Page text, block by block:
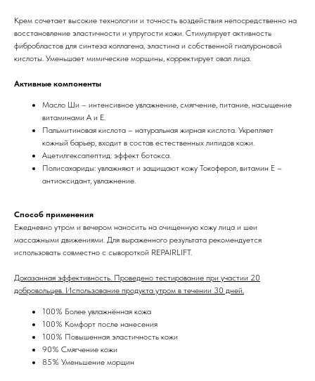
Крем сочетает высокие технологии и точность воздействия непосредственно на
восстановление эластичности и упругости кожи. Стимулирует активность
фибробластов для синтеза коллагена, эластина и собственной гиалуроновой
кислоты. Уменьшает мимические морщины, корректирует овал лица.
Активные компоненты
Масло Ши – интенсивное увлажнение, смягчение, питание, насыщение
витаминами A и E.
Пальмитиновая кислота – натуральная жирная кислота. Укрепляет
кожный барьер, входит в состав естественных липидов кожи.
Ацетилгексапептид: эффект ботокса.
Полисахариды: увлажняют и защищают кожу Токоферол, витамин Е –
антиоксидант, увлажнение.
Способ применения
Ежедневно утром и вечером наносить на очищенную кожу лица и шеи
массажными движениями. Для выраженного результата рекомендуется
использовать совместно с сывороткой REPAIRLIFT.
Доказанная эффективность. Проведено тестирование при участии 20
добровольцев. Использование продукта утром в течении 30 дней.
100% Более увлажнённая кожа
100% Комфорт после нанесения
100% Повышенная эластичность кожи
90% Смягчение кожи
85% Уменьшение морщин